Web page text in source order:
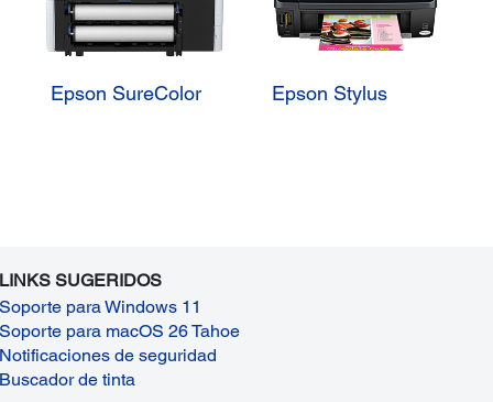
Epson SureColor Epson Stylus
LINKS SUGERIDOS
Soporte para Windows 11
Soporte para macOS 26 Tahoe
Notificaciones de seguridad
Buscador de tinta